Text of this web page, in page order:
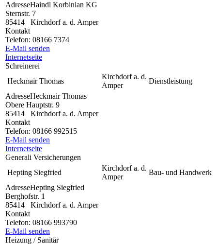
AdresseHaindl Korbinian KG
Sternstr. 7
85414
Kirchdorf a. d. Amper
Kontakt
Telefon: 08166 7374
E-Mail senden
Internetseite
Schreinerei
Heckmair Thomas
Kirchdorf a. d.
Amper
Dienstleistung
AdresseHeckmair Thomas
Obere Hauptstr. 9
85414
Kirchdorf a. d. Amper
Kontakt
Telefon: 08166 992515
E-Mail senden
Internetseite
Generali Versicherungen
Hepting Siegfried
Kirchdorf a. d.
Amper
Bau- und Handwerk
AdresseHepting Siegfried
Berghofstr. 1
85414
Kirchdorf a. d. Amper
Kontakt
Telefon: 08166 993790
E-Mail senden
Heizung / Sanitär